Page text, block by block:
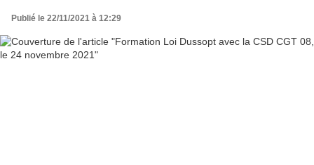
Publié le 22/11/2021 à 12:29